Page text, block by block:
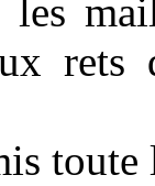
les
toute